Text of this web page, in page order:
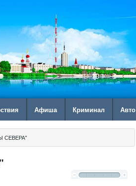
Афиша Криминал Авто
СЕВЕРА"